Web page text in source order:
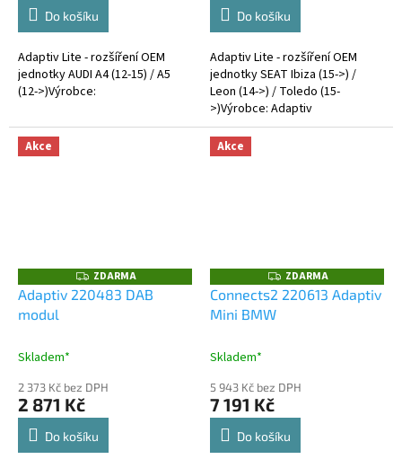
Do košíku
Adaptiv Lite - rozšíření OEM
jednotky AUDI A4 (12-15) / A5
(12->)Výrobce:
Do košíku
Adaptiv Lite - rozšíření OEM
jednotky SEAT Ibiza (15->) /
Leon (14->) / Toledo (15-
>)Výrobce: Adaptiv
Akce
Z
D
A
ZDARMA
Adaptiv 220483 DAB
modul
Skladem*
2 373 Kč bez DPH
2 871 Kč
Do košíku
Akce
Z
D
A
ZDARMA
Connects2 220613 Adaptiv
Mini BMW
Skladem*
5 943 Kč bez DPH
7 191 Kč
Do košíku